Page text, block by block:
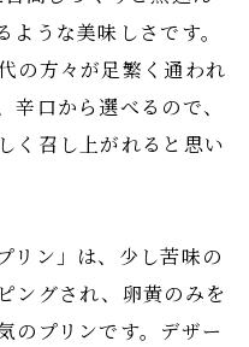
うな美味しさです。
の方々が足繁く通われ
口から選べるので、
く召し上がれると思い
リン」は、少し苦味の
ングされ、卵黄のみを
のプリンです。デザー